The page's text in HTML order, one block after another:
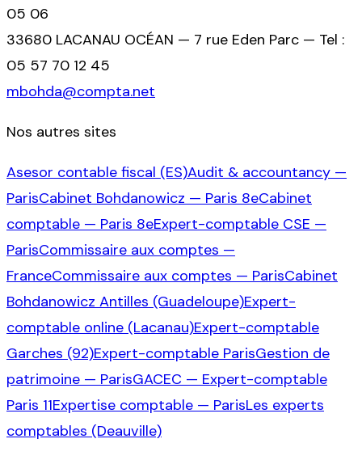
05 06
33680 LACANAU OCÉAN — 7 rue Eden Parc — Tel :
05 57 70 12 45
mbohda@compta.net
Nos autres sites
Asesor contable fiscal (ES)Audit & accountancy —
ParisCabinet Bohdanowicz — Paris 8eCabinet
comptable — Paris 8eExpert-comptable CSE —
ParisCommissaire aux comptes —
FranceCommissaire aux comptes — ParisCabinet
Bohdanowicz Antilles (Guadeloupe)Expert-
comptable online (Lacanau)Expert-comptable
Garches (92)Expert-comptable ParisGestion de
patrimoine — ParisGACEC — Expert-comptable
Paris 11Expertise comptable — ParisLes experts
comptables (Deauville)